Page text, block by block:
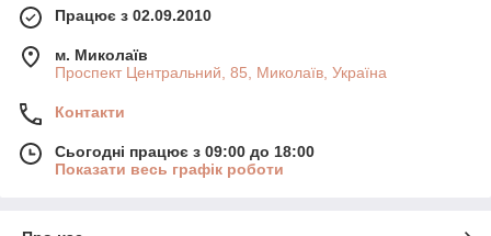
Працює з 02.09.2010
м. Миколаїв
Проспект Центральний, 85, Миколаїв, Україна
Контакти
Сьогодні працює з 09:00 до 18:00
Показати весь графік роботи